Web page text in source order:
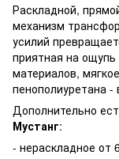
Раскладной,
механизм
усилий
приятная на
материалов,
пенополиуретана -
Дополнительно
Мустанг:
- нераскладное от